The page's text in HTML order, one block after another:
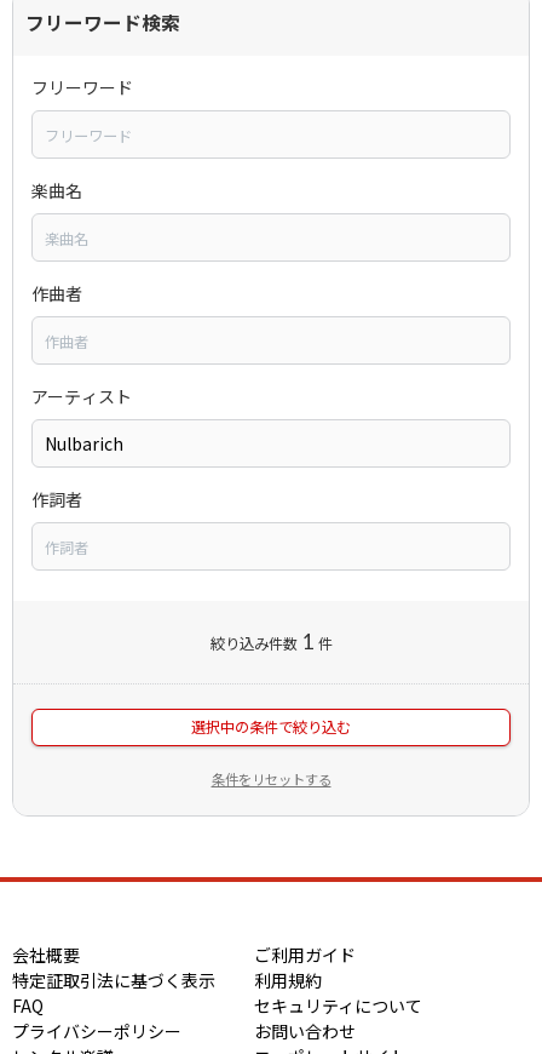
フリーワード検索
フリーワード
楽曲名
作曲者
アーティスト
作詞者
絞り込み件数 1 件
選択中の条件で絞り込む
条件をリセットする
会社概要
ご利用ガイド
特定証取引法に基づく表示
利用規約
FAQ
セキュリティについて
プライバシーポリシー
お問い合わせ